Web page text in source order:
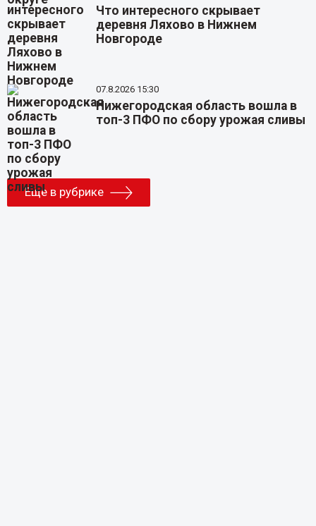
Что интересного скрывает
деревня Ляхово в Нижнем
Новгороде
07.8.2026 15:30
Нижегородская область вошла в
топ-3 ПФО по сбору урожая сливы
Еще в рубрике